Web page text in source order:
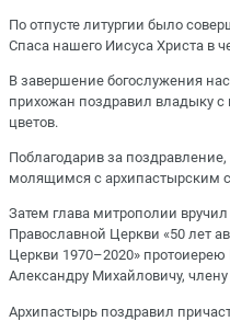
По отпусте литургии было
Спаса нашего Иисуса Христа в
В завершение богослужения
прихожан поздравил владыку
цветов.
Поблагодарив за
молящимся с архипастырским
Затем глава митрополии
Православной Церкви «50 лет
Церкви 1970–2020»
Александру Михайловичу,
Архипастырь поздравил